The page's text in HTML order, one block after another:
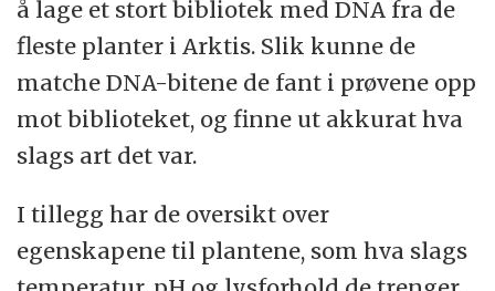
å lage et stort bibliotek med DNA fra de
fleste planter i Arktis. Slik kunne de
matche DNA-bitene de fant i prøvene opp
mot biblioteket, og finne ut akkurat hva
slags art det var.
I tillegg har de oversikt over
egenskapene til plantene, som hva slags